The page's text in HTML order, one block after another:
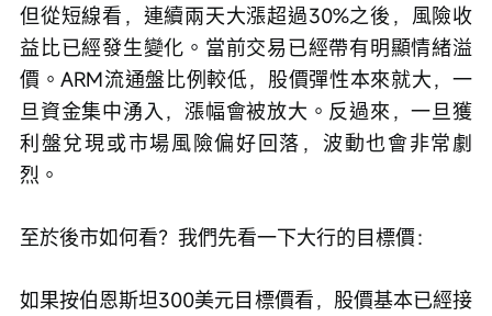
但從短線看，連續兩天大漲超過30%之後，風險收
益比已經發生變化。當前交易已經帶有明顯情緒溢
價。ARM流通盤比例較低，股價彈性本來就大，一
旦資金集中湧入，漲幅會被放大。反過來，一旦獲
利盤兌現或市場風險偏好回落，波動也會非常劇
烈。
至於後市如何看？我們先看一下大行的目標價：
如果按伯恩斯坦300美元目標價看，股價基本已經接